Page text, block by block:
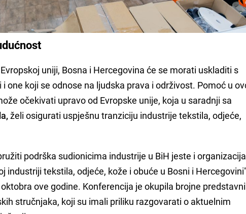
uniji, Bosna i Hercegovina će se morati uskladiti s
one koji se odnose na ljudska prava i održivost. Pomoć u
očekivati upravo od Evropske unije, koja u saradnji sa
želi osigurati uspješnu tranziciju industrije tekstila, odjeće,
podrška sudionicima industrije u BiH jeste i organizacija
industriji tekstila, odjeće, kože i obuće u Bosni i Hercegovini"
ove godine. Konferencija je okupila brojne
stručnjaka, koji su imali priliku razgovarati o aktuelnim